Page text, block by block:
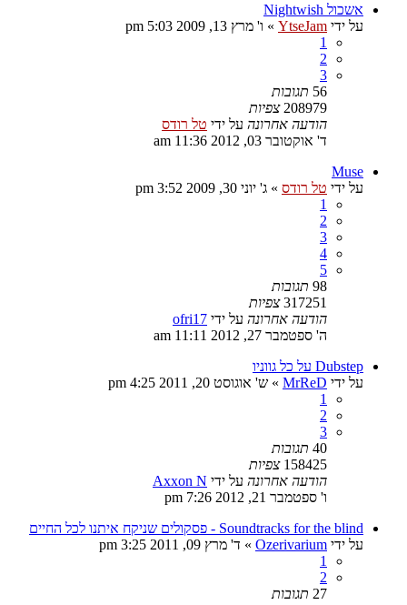
אשכול Nightwish
על ידי YtseJam
» ו' מרץ 13, 2009 5:03 pm
1
2
3
56 תגובות
208979 צפיות
הודעה אחרונה על ידי טל רודס
ד' אוקטובר 03, 2012 11:36 am
Muse
על ידי טל רודס » ג' יוני 30, 2009 3:52 pm
1
2
3
4
5
98 תגובות
317251 צפיות
הודעה אחרונה על ידי ofri17
ה' ספטמבר 27, 2012 11:11 am
Dubstep על כל גווניו
על ידי MrReD
» ש' אוגוסט 20, 2011 4:25 pm
1
2
3
40 תגובות
158425 צפיות
הודעה אחרונה על ידי Axxon N
ו' ספטמבר 21, 2012 7:26 pm
Soundtracks for the blind - פסקולים שניקח איתנו לכל החיים
על ידי Ozerivarium
» ד' מרץ 09, 2011 3:25 pm
1
2
27 תגובות